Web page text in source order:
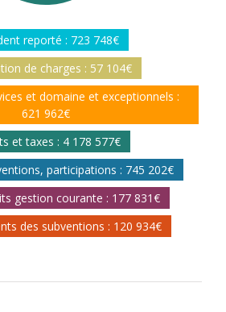
reporté : 723 748€
de charges : 57 104€
et domaine et exceptionnels :
621 962€
et taxes : 4 178 577€
participations : 745 202€
gestion courante : 177 831€
des subventions : 120 934€